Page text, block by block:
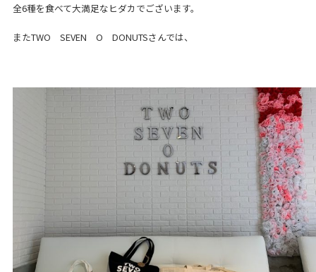
全6種を食べて大満足なヒダカでございます。
またTWO SEVEN O DONUTSさんでは、